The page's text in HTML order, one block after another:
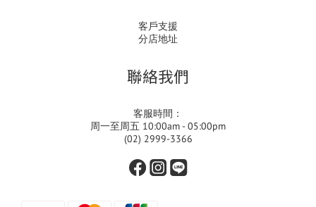
客戶支援
分店地址
聯絡我們
客服時間：
周一至周五 10:00am - 05:00pm
(02) 2999-3366